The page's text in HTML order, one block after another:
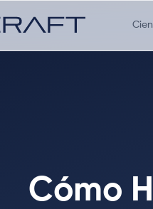
Cómo